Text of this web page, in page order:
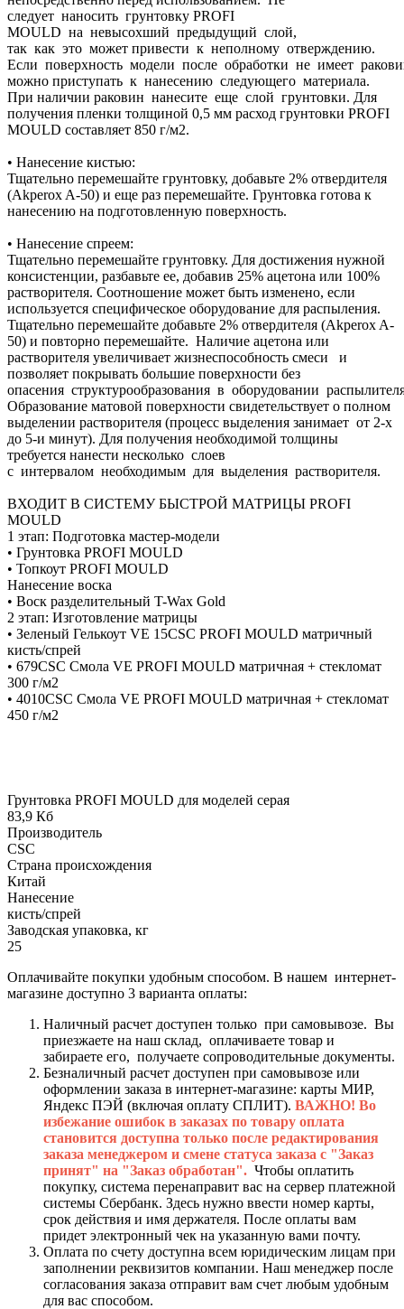
следует наносить грунтовку PROFI
MOULD на невысохший предыдущий слой,
так как это может привести к неполному отверждению.
Если поверхность модели после обработки не имеет
можно приступать к нанесению следующего материала.
При наличии раковин нанесите еще слой грунтовки. Для
получения пленки толщиной 0,5 мм расход грунтовки PROFI
MOULD составляет 850 г/м2.
• Нанесение кистью:
Тщательно перемешайте грунтовку, добавьте 2% отвердителя
(Akperox A-50) и еще раз перемешайте. Грунтовка готова к
нанесению на подготовленную поверхность.
• Нанесение спреем:
Тщательно перемешайте грунтовку. Для достижения нужной
консистенции, разбавьте ее, добавив 25% ацетона или 100%
растворителя. Соотношение может быть изменено, если
используется специфическое оборудование для распыления.
Тщательно перемешайте добавьте 2% отвердителя (Akperox A-
50) и повторно перемешайте. Наличие ацетона или
растворителя увеличивает жизнеспособность смеси и
позволяет покрывать большие поверхности без
опасения структурообразования в оборудовании
Образование матовой поверхности свидетельствует о полном
выделении растворителя (процесс выделения занимает от 2-х
до 5-и минут). Для получения необходимой толщины
требуется нанести несколько слоев
с интервалом необходимым для выделения растворителя.
ВХОДИТ В СИСТЕМУ БЫСТРОЙ МАТРИЦЫ PROFI
MOULD
1 этап: Подготовка мастер-модели
• Грунтовка PROFI MOULD
• Топкоут PROFI MOULD
Нанесение воска
• Воск разделительный T-Wax Gold
2 этап: Изготовление матрицы
• Зеленый Гелькоут VE 15CSC PROFI MOULD матричный
кисть/спрей
• 679CSC Смола VE PROFI MOULD матричная + стекломат
300 г/м2
• 4010CSC Смола VE PROFI MOULD матричная + стекломат
450 г/м2
Грунтовка PROFI MOULD для моделей серая
83,9 Кб
Производитель
CSC
Страна происхождения
Китай
Нанесение
кисть/спрей
Заводская упаковка, кг
25
Оплачивайте покупки удобным способом. В нашем интернет-
магазине доступно 3 варианта оплаты:
Наличный расчет доступен только при самовывозе. Вы
приезжаете на наш склад, оплачиваете товар и
забираете его, получаете сопроводительные документы.
Безналичный расчет доступен при самовывозе или
оформлении заказа в интернет-магазине: карты МИР,
Яндекс ПЭЙ (включая оплату СПЛИТ). ВАЖНО! Во
избежание ошибок в заказах по товару оплата
становится доступна только после редактирования
заказа менеджером и смене статуса заказа с "Заказ
принят" на "Заказ обработан". Чтобы оплатить
покупку, система перенаправит вас на сервер платежной
системы Сбербанк. Здесь нужно ввести номер карты,
срок действия и имя держателя. После оплаты вам
придет электронный чек на указанную вами почту.
Оплата по счету доступна всем юридическим лицам при
заполнении реквизитов компании. Наш менеджер после
согласования заказа отправит вам счет любым удобным
для вас способом.